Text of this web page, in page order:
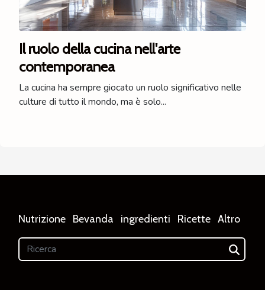
Il ruolo della cucina nell'arte
contemporanea
La cucina ha sempre giocato un ruolo significativo nelle
culture di tutto il mondo, ma è solo...
Nutrizione Bevanda ingredienti Ricette Altro